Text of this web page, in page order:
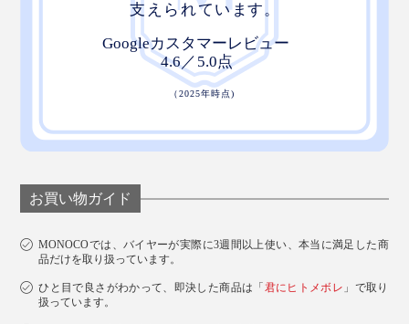
お買い物ガイド
MONOCOでは、バイヤーが実際に3週間以上使い、本当に満足した商
品だけを取り扱っています。
ひと目で良さがわかって、即決した商品は「君にヒトメボレ 」で取り
扱っています。